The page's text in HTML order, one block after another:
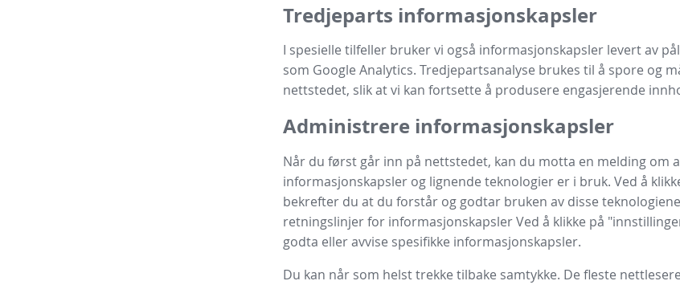
Tredjeparts informasjonskapsler
I spesielle tilfeller bruker vi også informasjonskapsler levert av
som Google Analytics. Tredjepartsanalyse brukes til å spore og
nettstedet, slik at vi kan fortsette å produsere engasjerende
Administrere informasjonskapsler
Når du først går inn på nettstedet, kan du motta en melding om
informasjonskapsler og lignende teknologier er i bruk. Ved å
bekrefter du at du forstår og godtar bruken av disse
retningslinjer for informasjonskapsler Ved å klikke på
godta eller avvise spesifikke informasjonskapsler.
Du kan når som helst trekke tilbake samtykke. De fleste